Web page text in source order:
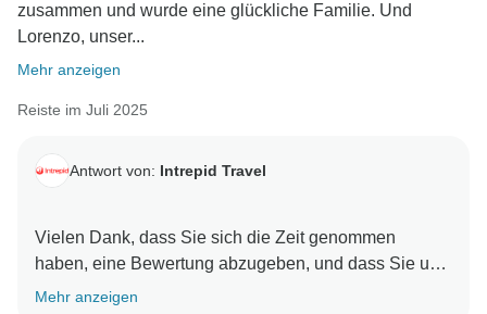
Es tut uns leid, dass die Wartezeit am Flughafen San
Cristobal länger war als erwartet, und wir danken
Ihnen für Ihre Geduld mit diesem kleinen Schluckauf.
Ihre Fotos sind absolut umwerfend und fangen die
vielen Dank, dass Sie mit uns gereist sind und eine
zusammen und wurde eine glückliche Familie. Und
Lorenzo, unser...
Mehr anzeigen
Reiste im Juli 2025
Antwort von: Intrepid Travel
Vielen Dank, dass Sie sich die Zeit genommen
haben, eine Bewertung abzugeben, und dass Sie uns
weiter empfehlen. Es freut uns sehr zu erfahren, dass
Mehr anzeigen